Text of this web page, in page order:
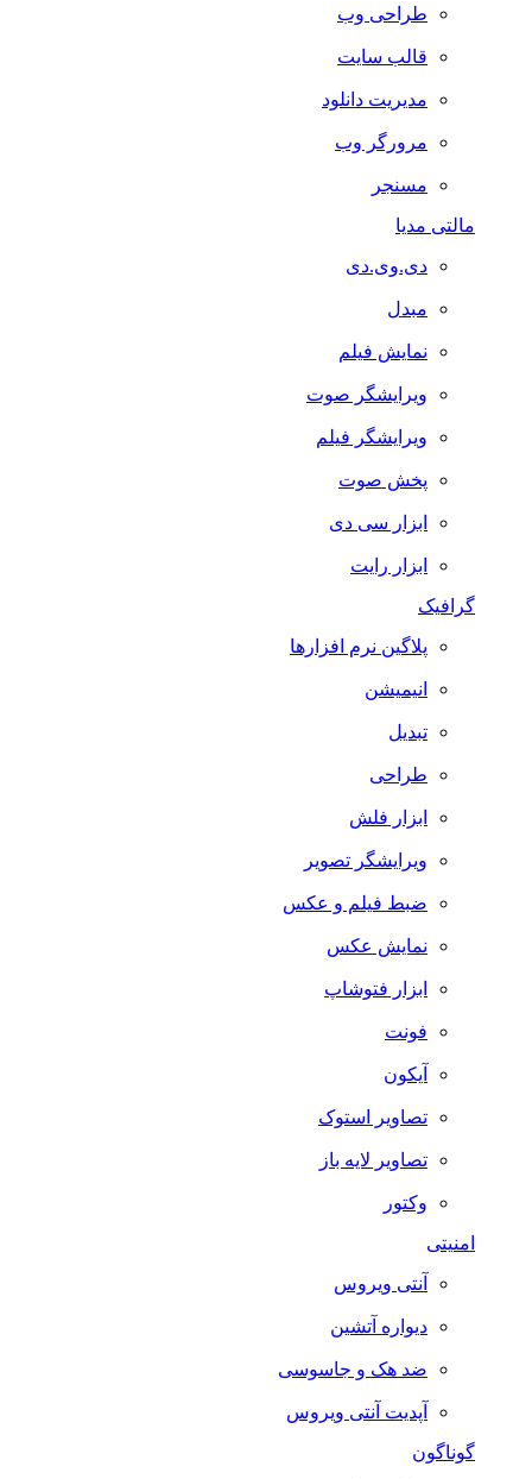
طراحی وب
قالب سایت
مدیریت دانلود
مرورگر وب
مسنجر
مالتی مدیا
دی.وی.دی
مبدل
نمایش فیلم
ویرایشگر صوت
ویرایشگر فیلم
پخش صوت
ابزار سی دی
ابزار رایت
گرافیک
پلاگین نرم افزارها
انیمیشن
تبدیل
طراحی
ابزار فلش
ویرایشگر تصویر
ضبط فيلم و عكس
نمایش عکس
ابزار فتوشاپ
فونت
آیکون
تصاویر استوک
تصاویر لایه باز
وکتور
امنیتی
آنتی ویروس
دیواره آتشین
ضد هک و جاسوسی
آپدیت آنتی ویروس
گوناگون